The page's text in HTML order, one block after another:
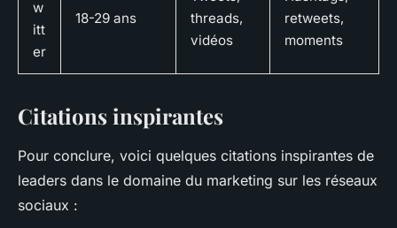
w
itt
er
18-29 ans
threads,
vidéos
retweets,
moments
Citations inspirantes
Pour conclure, voici quelques citations inspirantes de
leaders dans le domaine du marketing sur les réseaux
sociaux :